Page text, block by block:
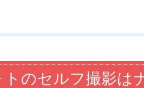
のセルフ撮影は